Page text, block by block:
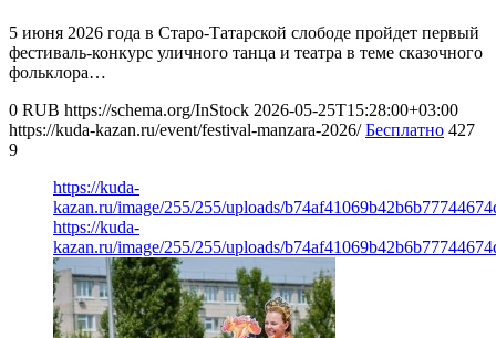
5 июня 2026 года в Старо-Татарской слободе пройдет первый
фестиваль-конкурс уличного танца и театра в теме сказочного
фольклора…
0 RUB https://schema.org/InStock 2026-05-25T15:28:00+03:00
https://kuda-kazan.ru/event/festival-manzara-2026/ Бесплатно 427
9
https://kuda-
kazan.ru/image/255/255/uploads/
https://kuda-
kazan.ru/image/255/255/uploads/